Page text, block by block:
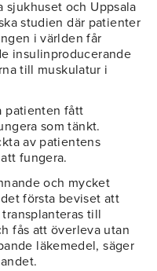
sjukhuset och Uppsala
studien där patienter
i världen får
insulinproducerande
till muskulatur i
patienten fått
som tänkt.
av patientens
fungera.
och mycket
första beviset att
till
fås att överleva utan
läkemedel, säger